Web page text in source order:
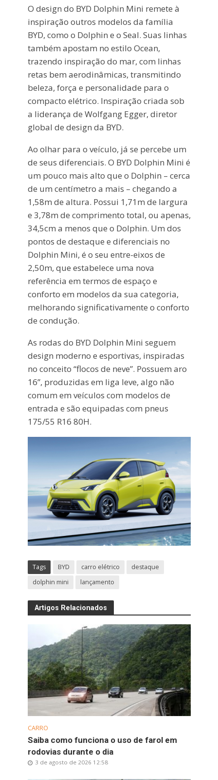
O design do BYD Dolphin Mini remete à
inspiração outros modelos da família
BYD, como o Dolphin e o Seal. Suas linhas
também apostam no estilo Ocean,
trazendo inspiração do mar, com linhas
retas bem aerodinâmicas, transmitindo
beleza, força e personalidade para o
compacto elétrico. Inspiração criada sob
a liderança de Wolfgang Egger, diretor
global de design da BYD.
Ao olhar para o veículo, já se percebe um
de seus diferenciais. O BYD Dolphin Mini é
um pouco mais alto que o Dolphin – cerca
de um centímetro a mais – chegando a
1,58m de altura. Possui 1,71m de largura
e 3,78m de comprimento total, ou apenas,
34,5cm a menos que o Dolphin. Um dos
pontos de destaque e diferenciais no
Dolphin Mini, é o seu entre-eixos de
2,50m, que estabelece uma nova
referência em termos de espaço e
conforto em modelos da sua categoria,
melhorando significativamente o conforto
de condução.
As rodas do BYD Dolphin Mini seguem
design moderno e esportivas, inspiradas
no conceito “flocos de neve”. Possuem aro
16”, produzidas em liga leve, algo não
comum em veículos com modelos de
entrada e são equipadas com pneus
175/55 R16 80H.
Tags BYD carro elétrico
destaque
dolphin mini
lançamento
Artigos Relacionados
CARRO
Saiba como funciona o uso de farol em
rodovias durante o dia
3 de agosto de 2026 12:58